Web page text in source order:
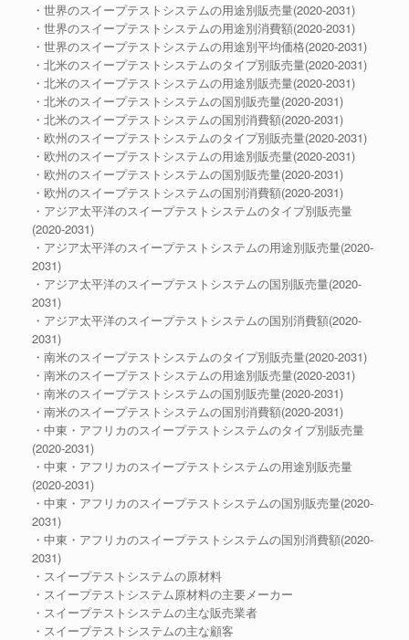
・世界のスイープテストシステムの用途別販売量(2020-2031)
・世界のスイープテストシステムの用途別消費額(2020-2031)
・世界のスイープテストシステムの用途別平均価格(2020-2031)
・北米のスイープテストシステムのタイプ別販売量(2020-2031)
・北米のスイープテストシステムの用途別販売量(2020-2031)
・北米のスイープテストシステムの国別販売量(2020-2031)
・北米のスイープテストシステムの国別消費額(2020-2031)
・欧州のスイープテストシステムのタイプ別販売量(2020-2031)
・欧州のスイープテストシステムの用途別販売量(2020-2031)
・欧州のスイープテストシステムの国別販売量(2020-2031)
・欧州のスイープテストシステムの国別消費額(2020-2031)
・アジア太平洋のスイープテストシステムのタイプ別販売量
(2020-2031)
・アジア太平洋のスイープテストシステムの用途別販売量(2020-
2031)
・アジア太平洋のスイープテストシステムの国別販売量(2020-
2031)
・アジア太平洋のスイープテストシステムの国別消費額(2020-
2031)
・南米のスイープテストシステムのタイプ別販売量(2020-2031)
・南米のスイープテストシステムの用途別販売量(2020-2031)
・南米のスイープテストシステムの国別販売量(2020-2031)
・南米のスイープテストシステムの国別消費額(2020-2031)
・中東・アフリカのスイープテストシステムのタイプ別販売量
(2020-2031)
・中東・アフリカのスイープテストシステムの用途別販売量
(2020-2031)
・中東・アフリカのスイープテストシステムの国別販売量(2020-
2031)
・中東・アフリカのスイープテストシステムの国別消費額(2020-
2031)
・スイープテストシステムの原材料
・スイープテストシステム原材料の主要メーカー
・スイープテストシステムの主な販売業者
・スイープテストシステムの主な顧客